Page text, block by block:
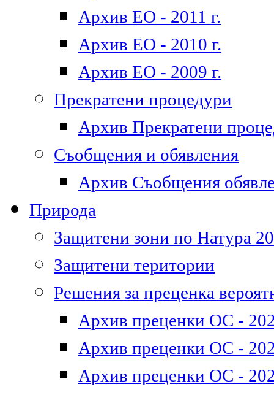
Архив ЕО - 2011 г.
Архив ЕО - 2010 г.
Архив ЕО - 2009 г.
Прекратени процедури
Архив Прекратени
Съобщения и обявления
Архив Съобщения
Природа
Защитени зони по Натура
Защитени територии
Решения за преценка
Архив преценки ОС -
Архив преценки ОС -
Архив преценки ОС -